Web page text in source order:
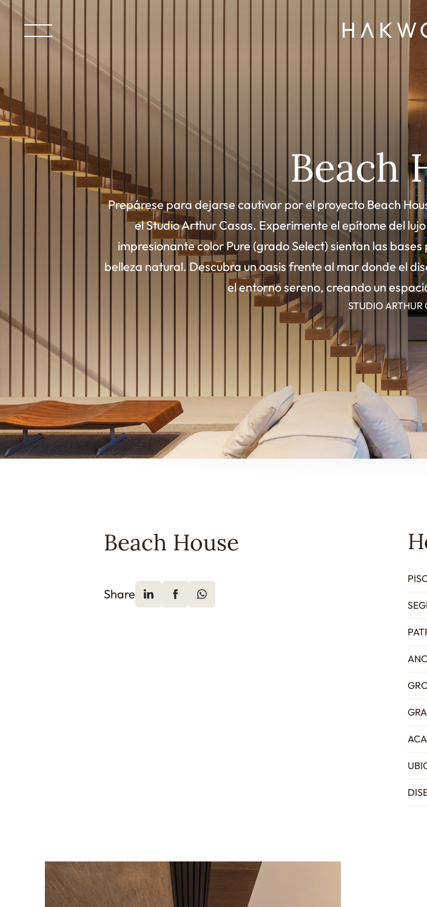
Beach
Prepárese para dejarse cautivar por el proyecto Beach
el Studio Arthur Casas. Experimente el epítome del
impresionante color Pure (grado Select) sientan las
belleza natural. Descubra un oasis frente al mar donde el
el entorno sereno, creando un
STUDIO ARTHUR
Beach House
Share